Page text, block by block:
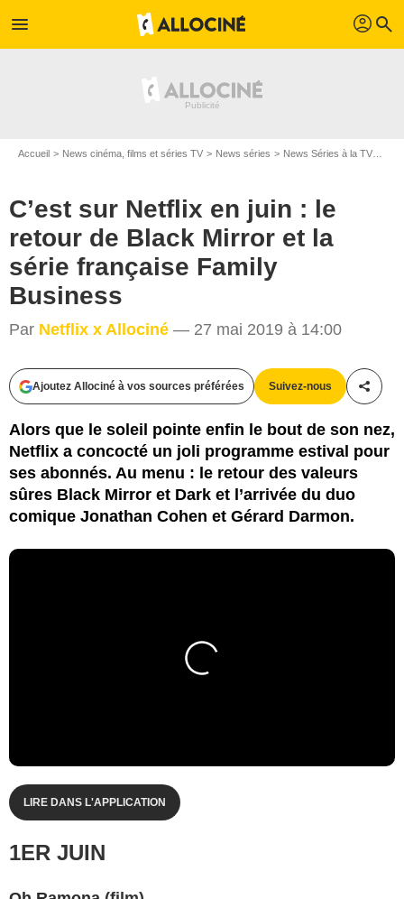
menu profil search
Accueil News cinéma, films et séries TV News séries News Séries à la TV
C’est sur Netflix en juin : le
retour de Black Mirror et la
série française Family
Business
Par Netflix x Allociné — 27 mai 2019 à 14:00
Ajoutez Allociné à vos sources préférées Suivez-nous
Alors que le soleil pointe enfin le bout de son nez,
Netflix a concocté un joli programme estival pour
ses abonnés. Au menu : le retour des valeurs
sûres Black Mirror et Dark et l’arrivée du duo
comique Jonathan Cohen et Gérard Darmon.
LIRE DANS L'APPLICATION
1ER JUIN